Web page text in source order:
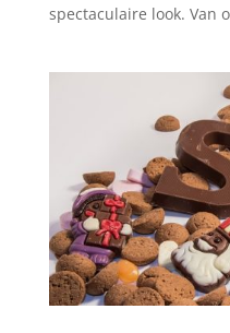
spectaculaire look. Van